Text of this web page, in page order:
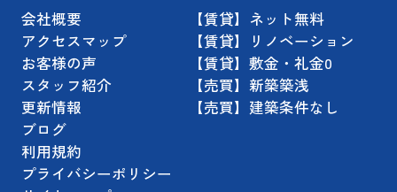
会社概要
アクセスマップ
お客様の声
スタッフ紹介
更新情報
ブログ
利用規約
プライバシーポリシー
【賃貸】ネット無料
【賃貸】リノベーション
【賃貸】敷金・礼金0
【売買】新築築浅
【売買】建築条件なし